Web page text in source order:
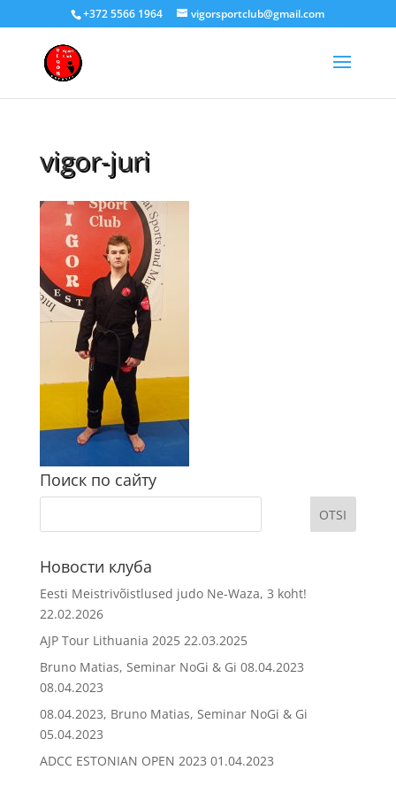
+372 5566 1964 vigorsportclub@gmail.com
vigor-juri
Поиск по сайту
Новости клуба
Eesti Meistrivõistlused judo Ne-Waza, 3 koht!
22.02.2026
AJP Tour Lithuania 2025 22.03.2025
Bruno Matias, Seminar NoGi & Gi 08.04.2023
08.04.2023
08.04.2023, Bruno Matias, Seminar NoGi & Gi
05.04.2023
ADCC ESTONIAN OPEN 2023 01.04.2023